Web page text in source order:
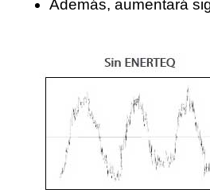
Además, aumentará